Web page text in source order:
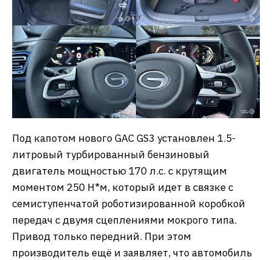
Под капотом нового GAC GS3 установлен 1.5-
литровый турбированный бензиновый
двигатель мощностью 170 л.с. с крутящим
моментом 250 Н*м, который идет в связке с
семиступенчатой роботизированной коробкой
передач с двумя сцеплениями мокрого типа.
Привод только передний. При этом
производитель ещё и заявляет, что автомобиль